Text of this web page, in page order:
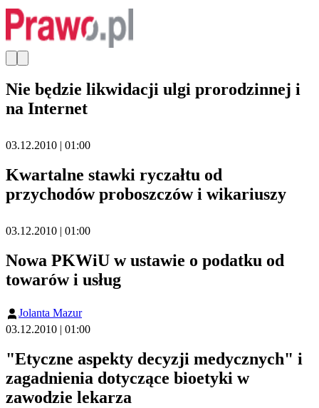
Nie będzie likwidacji ulgi prorodzinnej i
na Internet
03.12.2010 | 01:00
Kwartalne stawki ryczałtu od
przychodów proboszczów i wikariuszy
03.12.2010 | 01:00
Nowa PKWiU w ustawie o podatku od
towarów i usług
Jolanta Mazur
03.12.2010 | 01:00
"Etyczne aspekty decyzji medycznych" i
zagadnienia dotyczące bioetyki w
zawodzie lekarza